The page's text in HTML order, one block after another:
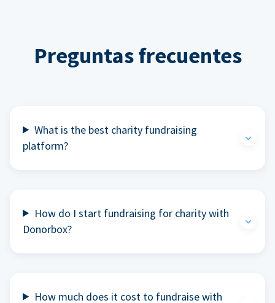
Preguntas frecuentes
What is the best charity fundraising
platform?
How do I start fundraising for charity with
Donorbox?
How much does it cost to fundraise with